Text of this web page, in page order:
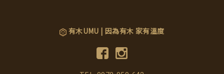
有木UMU | 因為有木 家有溫度